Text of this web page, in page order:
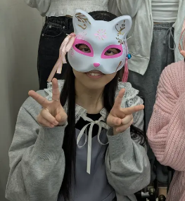
おでかけ
お悩み相談
MODEL'S BLOG
TikTok
Instagram
YouTube
FORTUNE
ゲッターズ飯田
MISS SEVENTEEN
ミスセブンティーンニュース
MAGAZINE